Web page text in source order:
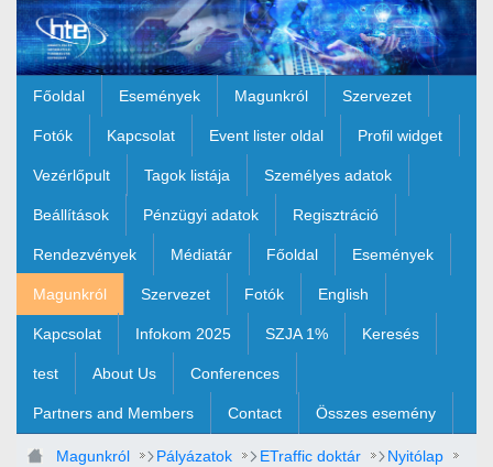
Ugrás a fő tartalomhoz
Főoldal Események Magunkról Szervezet
Fotók Kapcsolat Event lister oldal Profil widget
Vezérlőpult Tagok listája Személyes adatok
Beállítások Pénzügyi adatok Regisztráció
Rendezvények Médiatár Főoldal Események
Magunkról Szervezet Fotók English
Kapcsolat Infokom 2025 SZJA 1% Keresés
test About Us Conferences
Partners and Members Contact Összes esemény
Magunkról Pályázatok ETraffic doktár Nyitólap